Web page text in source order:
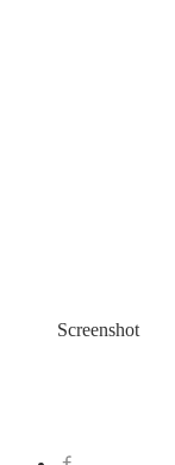
Screenshot